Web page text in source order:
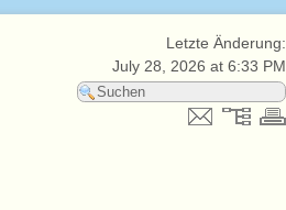
Letzte Änderung:
July 28, 2026 at 6:33 PM